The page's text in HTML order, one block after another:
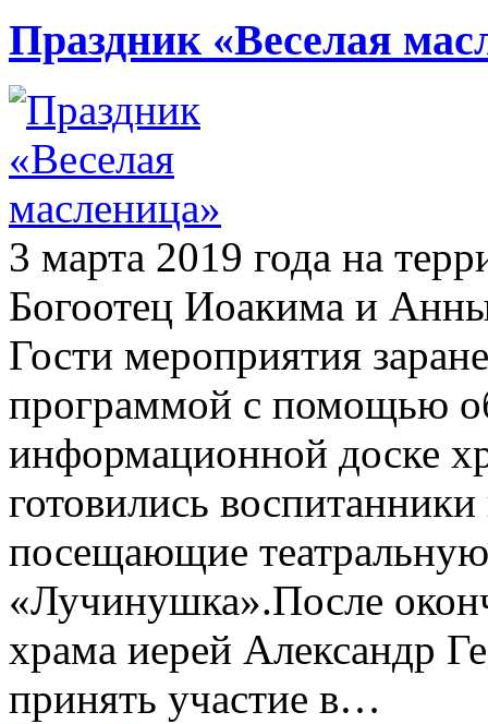
Праздник «Веселая
3 марта 2019 года на
Богоотец Иоакима и
Гости мероприятия
программой с помощью
информационной доске
готовились
посещающие
«Лучинушка».После
храма иерей Александр
принять участие в…